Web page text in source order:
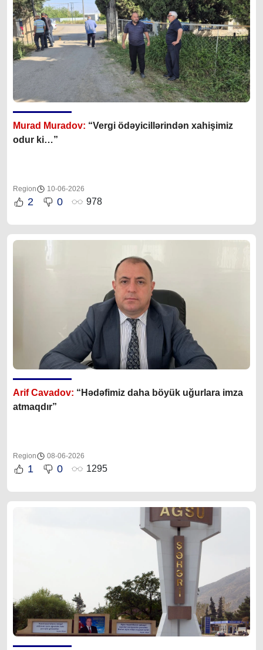
Murad Muradov: “Vergi ödəyicillərindən xahişimiz
odur ki…”
Region 10-06-2026
2 0 978
Arif Cavadov: “Hədəfimiz daha böyük uğurlara imza
atmaqdır”
Region 08-06-2026
1 0 1295